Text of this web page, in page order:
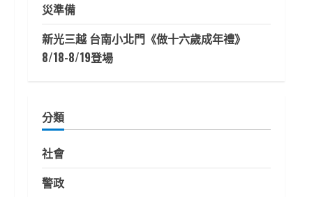
災準備
新光三越 台南小北門《做十六歲成年禮》
8/18-8/19登場
分類
社會
警政